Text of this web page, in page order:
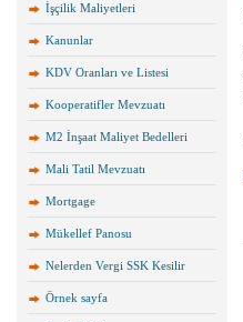
İşçilik Maliyetleri
Kanunlar
KDV Oranları ve Listesi
Kooperatifler Mevzuatı
M2 İnşaat Maliyet Bedelleri
Mali Tatil Mevzuatı
Mortgage
Mükellef Panosu
Nelerden Vergi SSK Kesilir
Örnek sayfa